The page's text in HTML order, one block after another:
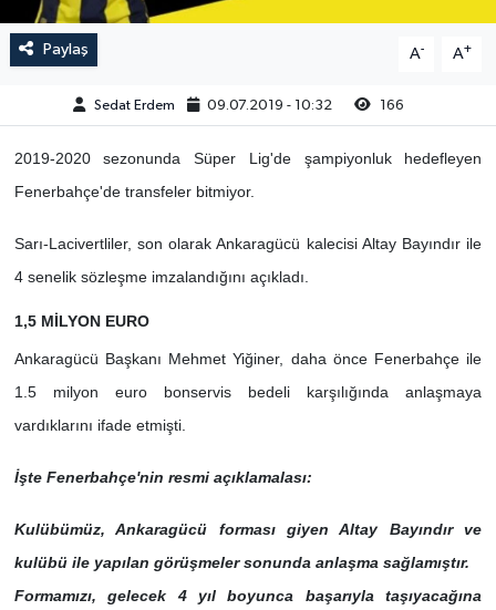
Paylaş A- A+
Sedat Erdem 09.07.2019 - 10:32 166
2019-2020 sezonunda Süper Lig'de şampiyonluk hedefleyen
Fenerbahçe'de transfeler bitmiyor.
Sarı-Lacivertliler, son olarak Ankaragücü kalecisi Altay Bayındır ile
4 senelik sözleşme imzalandığını açıkladı.
1,5 MİLYON EURO
Ankaragücü Başkanı Mehmet Yiğiner, daha önce Fenerbahçe ile
1.5 milyon euro bonservis bedeli karşılığında anlaşmaya
vardıklarını ifade etmişti.
İşte Fenerbahçe'nin resmi açıklamalası:
Kulübümüz, Ankaragücü forması giyen Altay Bayındır ve
kulübü ile yapılan görüşmeler sonunda anlaşma sağlamıştır.
Formamızı, gelecek 4 yıl boyunca başarıyla taşıyacağına